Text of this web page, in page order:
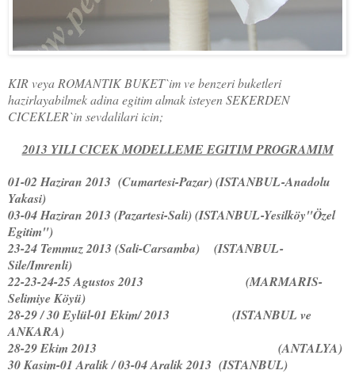
KIR veya ROMANTIK BUKET`im ve benzeri buketleri
hazirlayabilmek adina egitim almak isteyen SEKERDEN
CICEKLER`in sevdalilari icin;
2013 YILI CICEK MODELLEME EGITIM PROGRAMIM
01-02 Haziran 2013 (Cumartesi-Pazar) (ISTANBUL-Anadolu
Yakasi)
03-04 Haziran 2013 (Pazartesi-Sali) (ISTANBUL-Yesilköy"Özel
Egitim")
23-24 Temmuz 2013 (Sali-Carsamba) (ISTANBUL-
Sile/Imrenli)
22-23-24-25 Agustos 2013 (MARMARIS-
Selimiye Köyü)
28-29 / 30 Eylül-01 Ekim/ 2013 (ISTANBUL ve
ANKARA)
28-29 Ekim 2013 (ANTALYA)
30 Kasim-01 Aralik / 03-04 Aralik 2013 (ISTANBUL)